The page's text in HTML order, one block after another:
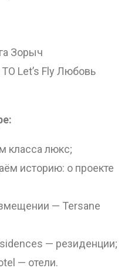
Зорыч
Let’s Fly Любовь
класса люкс;
историю: о проекте
— Tersane
— резиденции;
— отели.